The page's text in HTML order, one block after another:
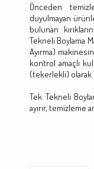
Önceden
duyulmayan
bulunan
Tekneli Boylama
Ayırma)
kontrol amaçlı
(tekerlekli) olarak
Tek Tekneli
ayırır, temizleme